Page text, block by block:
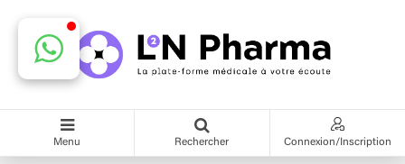
Menu Rechercher Connexion/Inscription